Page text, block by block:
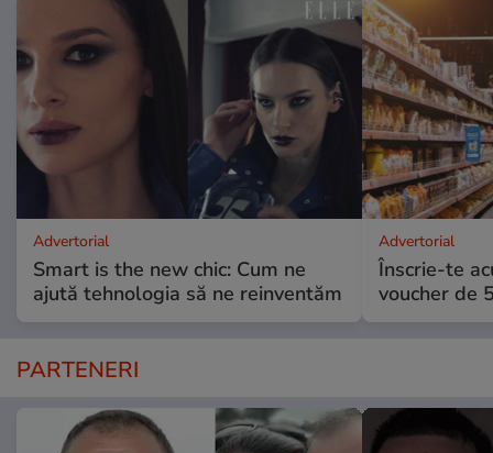
Advertorial
Smart is the new chic: Cum ne
ajută tehnologia să ne reinventăm
Advertorial
Înscrie-te
voucher de
PARTENERI